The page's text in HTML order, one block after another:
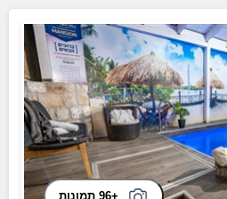
+96 תמונות